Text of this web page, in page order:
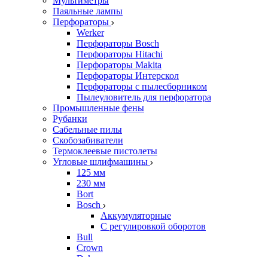
Паяльные лампы
Перфораторы
Werker
Перфораторы Bosch
Перфораторы Hitachi
Перфораторы Makita
Перфораторы Интерскол
Перфораторы с пылесборником
Пылеуловитель для перфоратора
Промышленные фены
Рубанки
Сабельные пилы
Скобозабиватели
Термоклеевые пистолеты
Угловые шлифмашины
125 мм
230 мм
Bort
Bosch
Аккумуляторные
С регулировкой оборотов
Bull
Crown